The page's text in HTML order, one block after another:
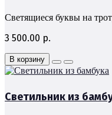
Светящиеся буквы на
3 500.00 р.
В корзину
Светильник из